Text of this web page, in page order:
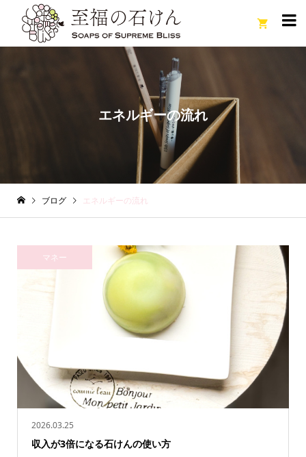

エネルギーの流れ
ブログ エネルギーの流れ
2026.03.25
収入が3倍になる石けんの使い方
マネー